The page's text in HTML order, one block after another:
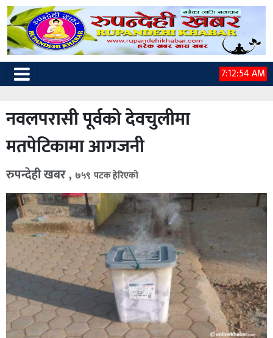
7:12:55 AM
नवलपरासी पूर्वको देवचुलीमा
मतपेटिकामा आगजनी
रुपन्देही खबर , ७५९ पटक हेरिएको